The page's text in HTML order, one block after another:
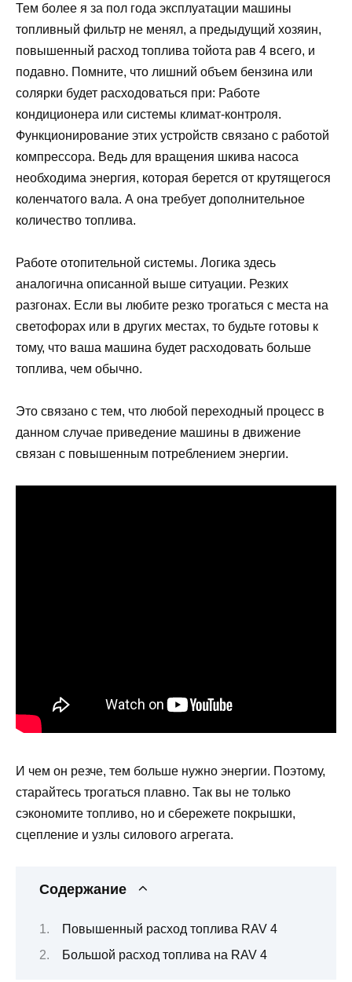
Тем более я за пол года эксплуатации машины
топливный фильтр не менял, а предыдущий хозяин,
повышенный расход топлива тойота рав 4 всего, и
подавно. Помните, что лишний объем бензина или
солярки будет расходоваться при: Работе
кондиционера или системы климат-контроля.
Функционирование этих устройств связано с работой
компрессора. Ведь для вращения шкива насоса
необходима энергия, которая берется от крутящегося
коленчатого вала. А она требует дополнительное
количество топлива.
Работе отопительной системы. Логика здесь
аналогична описанной выше ситуации. Резких
разгонах. Если вы любите резко трогаться с места на
светофорах или в других местах, то будьте готовы к
тому, что ваша машина будет расходовать больше
топлива, чем обычно.
Это связано с тем, что любой переходный процесс в
данном случае приведение машины в движение
связан с повышенным потреблением энергии.
И чем он резче, тем больше нужно энергии. Поэтому,
старайтесь трогаться плавно. Так вы не только
сэкономите топливо, но и сбережете покрышки,
сцепление и узлы силового агрегата.
Содержание
Повышенный расход топлива RAV 4
Большой расход топлива на RAV 4